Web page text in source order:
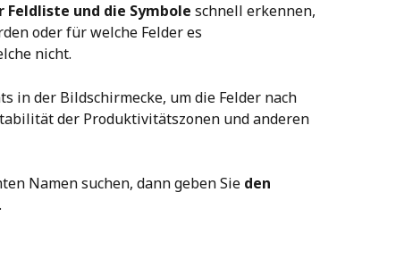
Feldliste und die Symbole schnell erkennen,
oder für welche Felder es
nicht.
in der Bildschirmecke, um die Felder nach
der Produktivitätszonen und anderen
Namen suchen, dann geben Sie den